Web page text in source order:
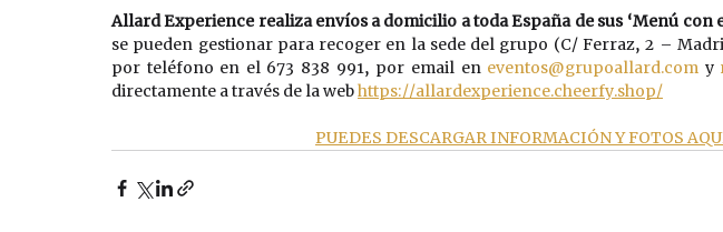
Allard Experience realiza envíos a domicilio a toda España de sus ‘Menú con
se pueden gestionar para recoger en la sede del grupo (C/ Ferraz, 2 –
por teléfono en el 673 838 991, por email en eventos@grupoallard.com y
directamente a través de la web https://allardexperience.cheerfy.shop/
PUEDES DESCARGAR INFORMACIÓN Y FOTOS